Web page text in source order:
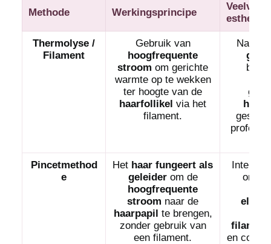
Methode Werkingsprincipe
Thermolyse /
Filament
Gebruik van
hoogfrequente
stroom om gerichte
warmte op te wekken
ter hoogte van de
haarfollikel via het
filament.
Pincetmethod
e
Het haar fungeert als
geleiderom de
hoogfrequente
stroom naar de
haarpapil te brengen,
zonder gebruik van
een filament.
om
en